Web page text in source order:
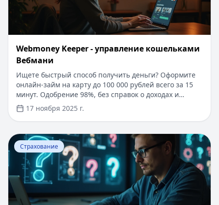
Webmoney Keeper - управление кошельками
Вебмани
Ищете быстрый способ получить деньги? Оформите
онлайн-займ на карту до 100 000 рублей всего за 15
минут. Одобрение 98%, без справок о доходах и
поручителей. Для новых клиентов - специальное
предложение под 0% на срок до 30 дней. Простое
погашение через WebMoney и другие платежные
системы. Узнайте больше о возможностях управления
финансами с помощью WebMoney Keeper в нашем
подробном обзоре.
17 ноября 2025 г.
Перейти к статье:Как работает долговой сервис
Страхование